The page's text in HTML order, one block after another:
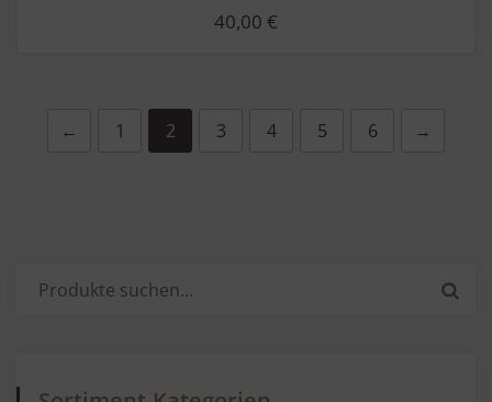
40,00 €
← 1 2 3 4 5 6 →
Suche